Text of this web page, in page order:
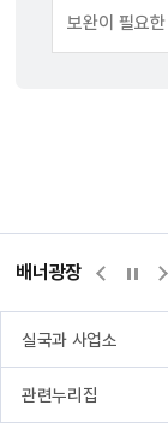
배너광장
량바로처리센터
실국과 사업소
관련누리집